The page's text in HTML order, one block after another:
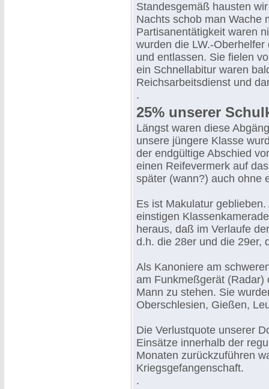
Standesgemäß hausten
Nachts schob man Wache
Partisanentätigkeit waren
wurden die LW.-
und entlassen. Sie fielen
ein Schnellabitur waren
Reichsarbeitsdienst und
.
25% unserer
Längst waren diese
unsere jüngere Klasse
der endgültige Abschied
einen Reifevermerk auf
später (wann?) auch ohne
Es ist Makulatur
einstigen
heraus, daß im Verlaufe
d.h. die 28er und die 29er,
Als Kanoniere am
am Funkmeßgerät (Radar)
Mann zu stehen. Sie
Oberschlesien, Gießen,
Die Verlustquote unserer
Einsätze innerhalb der
Monaten zurückzuführen
Kriegsgefangenschaft.
.